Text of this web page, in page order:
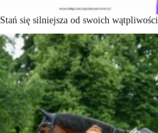
Stań się silniejsza od swoich wątpliwości